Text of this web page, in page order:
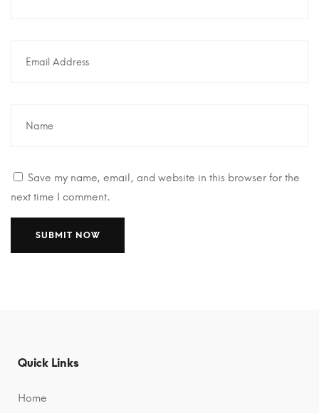
Save my name, email, and website in this browser for the
next time I comment.
Quick Links
Home